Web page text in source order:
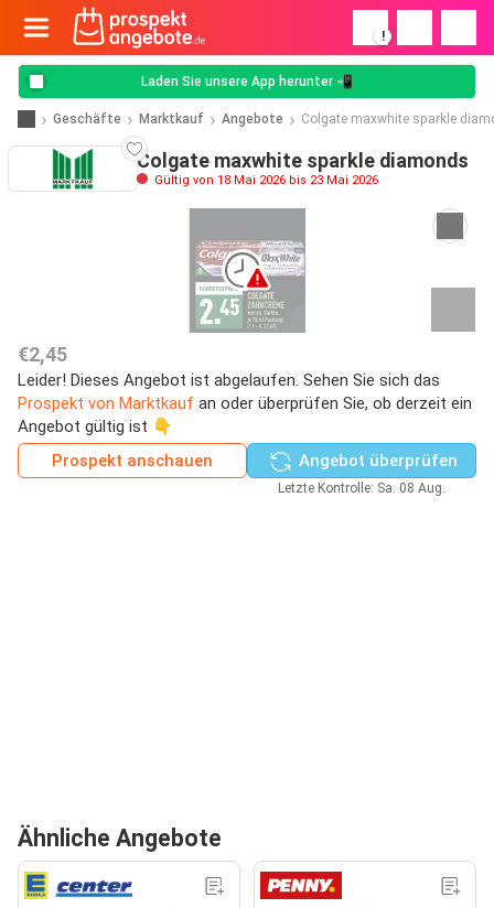
!
Laden Sie unsere App herunter 📲
Geschäfte Marktkauf Angebote Colgate maxwhite sparkle
Colgate maxwhite sparkle diamonds
Gültig von 18 Mai 2026 bis 23 Mai 2026
€2,45
Leider! Dieses Angebot ist abgelaufen. Sehen Sie sich das
Prospekt von Marktkauf an oder überprüfen Sie, ob derzeit ein
Angebot gültig ist 👇
Prospekt anschauen
Angebot überprüfen
Letzte Kontrolle: Sa. 08 Aug.
Ähnliche Angebote